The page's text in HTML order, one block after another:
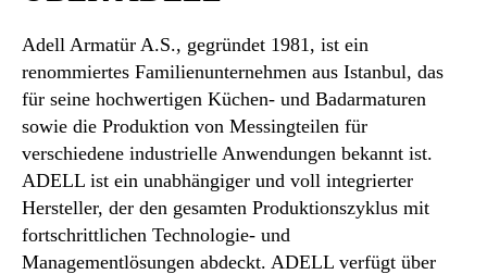
Adell Armatür A.S., gegründet 1981, ist ein
renommiertes Familienunternehmen aus Istanbul, das
für seine hochwertigen Küchen- und Badarmaturen
sowie die Produktion von Messingteilen für
verschiedene industrielle Anwendungen bekannt ist.
ADELL ist ein unabhängiger und voll integrierter
Hersteller, der den gesamten Produktionszyklus mit
fortschrittlichen Technologie- und
Managementlösungen abdeckt. ADELL verfügt über